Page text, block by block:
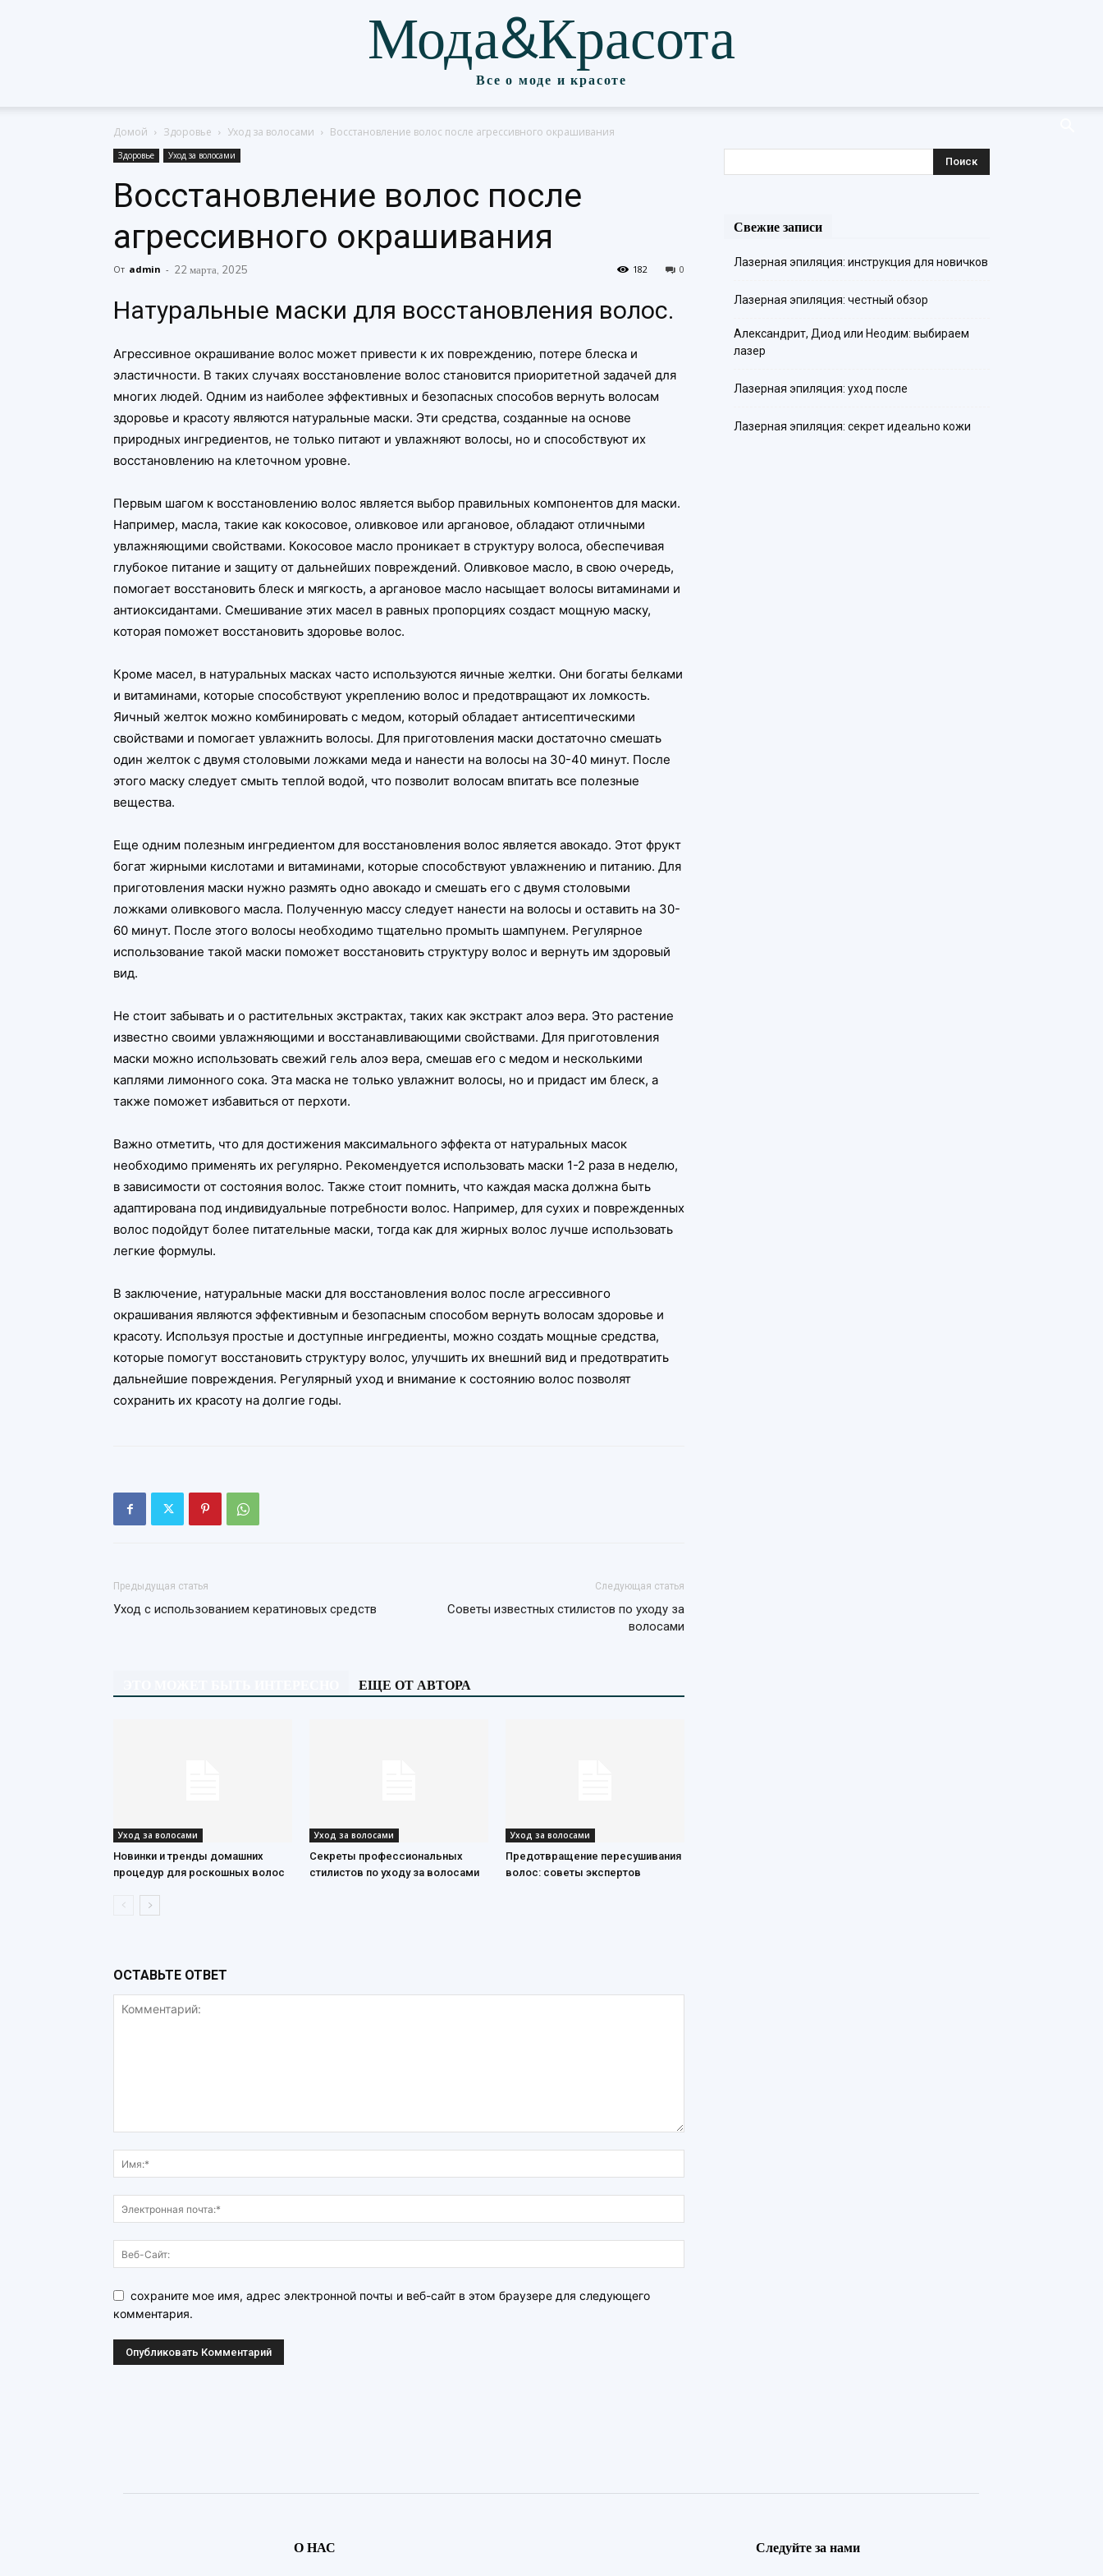
Мода&Красота
Все о моде и красоте
Домой Здоровье Уход за волосами Восстановление волос после агрессивного окрашивания
Здоровье Уход за волосами
Восстановление волос после
агрессивного окрашивания
От admin - 22 марта, 2025 0
182
Натуральные маски для восстановления волос.
Агрессивное окрашивание волос может привести к их повреждению, потере блеска и
эластичности. В таких случаях восстановление волос становится приоритетной задачей для
многих людей. Одним из наиболее эффективных и безопасных способов вернуть волосам
здоровье и красоту являются натуральные маски. Эти средства, созданные на основе
природных ингредиентов, не только питают и увлажняют волосы, но и способствуют их
восстановлению на клеточном уровне.
Первым шагом к восстановлению волос является выбор правильных компонентов для маски.
Например, масла, такие как кокосовое, оливковое или аргановое, обладают отличными
увлажняющими свойствами. Кокосовое масло проникает в структуру волоса, обеспечивая
глубокое питание и защиту от дальнейших повреждений. Оливковое масло, в свою очередь,
помогает восстановить блеск и мягкость, а аргановое масло насыщает волосы витаминами и
антиоксидантами. Смешивание этих масел в равных пропорциях создаст мощную маску,
которая поможет восстановить здоровье волос.
Кроме масел, в натуральных масках часто используются яичные желтки. Они богаты белками
и витаминами, которые способствуют укреплению волос и предотвращают их ломкость.
Яичный желток можно комбинировать с медом, который обладает антисептическими
свойствами и помогает увлажнить волосы. Для приготовления маски достаточно смешать
один желток с двумя столовыми ложками меда и нанести на волосы на 30-40 минут. После
этого маску следует смыть теплой водой, что позволит волосам впитать все полезные
вещества.
Еще одним полезным ингредиентом для восстановления волос является авокадо. Этот фрукт
богат жирными кислотами и витаминами, которые способствуют увлажнению и питанию. Для
приготовления маски нужно размять одно авокадо и смешать его с двумя столовыми
ложками оливкового масла. Полученную массу следует нанести на волосы и оставить на 30-
60 минут. После этого волосы необходимо тщательно промыть шампунем. Регулярное
использование такой маски поможет восстановить структуру волос и вернуть им здоровый
вид.
Не стоит забывать и о растительных экстрактах, таких как экстракт алоэ вера. Это растение
известно своими увлажняющими и восстанавливающими свойствами. Для приготовления
маски можно использовать свежий гель алоэ вера, смешав его с медом и несколькими
каплями лимонного сока. Эта маска не только увлажнит волосы, но и придаст им блеск, а
также поможет избавиться от перхоти.
Важно отметить, что для достижения максимального эффекта от натуральных масок
необходимо применять их регулярно. Рекомендуется использовать маски 1-2 раза в неделю,
в зависимости от состояния волос. Также стоит помнить, что каждая маска должна быть
адаптирована под индивидуальные потребности волос. Например, для сухих и поврежденных
волос подойдут более питательные маски, тогда как для жирных волос лучше использовать
легкие формулы.
В заключение, натуральные маски для восстановления волос после агрессивного
окрашивания являются эффективным и безопасным способом вернуть волосам здоровье и
красоту. Используя простые и доступные ингредиенты, можно создать мощные средства,
которые помогут восстановить структуру волос, улучшить их внешний вид и предотвратить
дальнейшие повреждения. Регулярный уход и внимание к состоянию волос позволят
сохранить их красоту на долгие годы.
Предыдущая статья
Уход с использованием кератиновых средств
Следующая статья
Советы известных стилистов по уходу за
волосами
ЕЩЕ ОТ АВТОРА
Уход за волосами
Новинки и тренды домашних
процедур для роскошных волос
Уход за волосами
Секреты профессиональных
стилистов по уходу за волосами
Уход за волосами
Предотвращение пересушивания
волос: советы экспертов
ОСТАВЬТЕ ОТВЕТ
сохраните мое имя, адрес электронной почты и веб-сайт в этом браузере для следующего
комментария.
Свежие записи
Лазерная эпиляция: инструкция для новичков
Лазерная эпиляция: честный обзор
Александрит, Диод или Неодим: выбираем
лазер
Лазерная эпиляция: уход после
Лазерная эпиляция: секрет идеально кожи
О НАС Следуйте за нами